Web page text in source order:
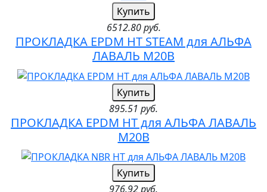
Купить
6512.80 руб.
ПРОКЛАДКА EPDM HT STEAM для АЛЬФА
ЛАВАЛЬ M20B
Купить
895.51 руб.
ПРОКЛАДКА EPDM HT для АЛЬФА ЛАВАЛЬ
M20B
Купить
976.92 руб.